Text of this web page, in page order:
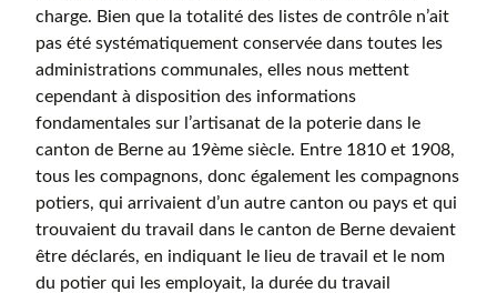
charge. Bien que la totalité des listes de contrôle n’ait
pas été systématiquement conservée dans toutes les
administrations communales, elles nous mettent
cependant à disposition des informations
fondamentales sur l’artisanat de la poterie dans le
canton de Berne au 19ème siècle. Entre 1810 et 1908,
tous les compagnons, donc également les compagnons
potiers, qui arrivaient d’un autre canton ou pays et qui
trouvaient du travail dans le canton de Berne devaient
être déclarés, en indiquant le lieu de travail et le nom
du potier qui les employait, la durée du travail